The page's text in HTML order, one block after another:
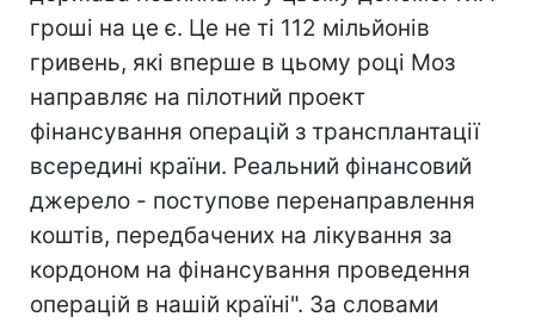
гроші на це є. Це не ті 112 мільйонів
гривень, які вперше в цьому році Моз
направляє на пілотний проект
фінансування операцій з трансплантації
всередині країни. Реальний фінансовий
джерело - поступове перенаправлення
коштів, передбачених на лікування за
кордоном на фінансування проведення
операцій в нашій країні". За словами